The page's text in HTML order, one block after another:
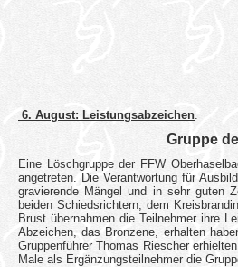
6. August: Leistungsabzeichen
Gruppe
Eine Löschgruppe der FFW
angetreten. Die Verantwortung für
gravierende Mängel und in sehr guten
beiden Schiedsrichtern, dem
Brust übernahmen die Teilnehmer ihre
Abzeichen, das Bronzene, erhalten
Gruppenführer Thomas Riescher
Male als Ergänzungsteilnehmer die